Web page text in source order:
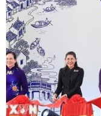
Chỉ số tổng hợp
đương 0,46%,
công nghệ
xuống 15.611,76